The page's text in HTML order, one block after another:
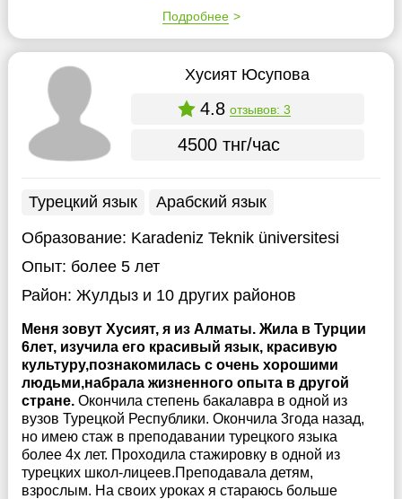
Подробнее
Хусият Юсупова
4.8 отзывов: 3
4500 тнг/час
Турецкий язык
Арабский язык
Образование: Karadeniz Teknik üniversitesi
Опыт: более 5 лет
Район: Жулдызи 10 других районов
Меня зовут Хусият, я из Алматы. Жила в Турции
6лет, изучила его красивый язык, красивую
культуру,познакомилась с очень хорошими
людьми,набрала жизненного опыта в другой
стране. Окончила степень бакалавра в одной из
вузов Турецкой Республики. Окончила 3года назад,
но имею стаж в преподавании турецкого языка
более 4х лет. Проходила стажировку в одной из
турецких школ-лицеев.Преподавала детям,
взрослым. На своих уроках я стараюсь больше